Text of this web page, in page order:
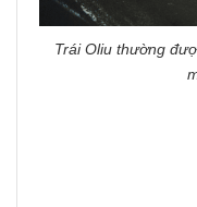
Trái Oliu thường